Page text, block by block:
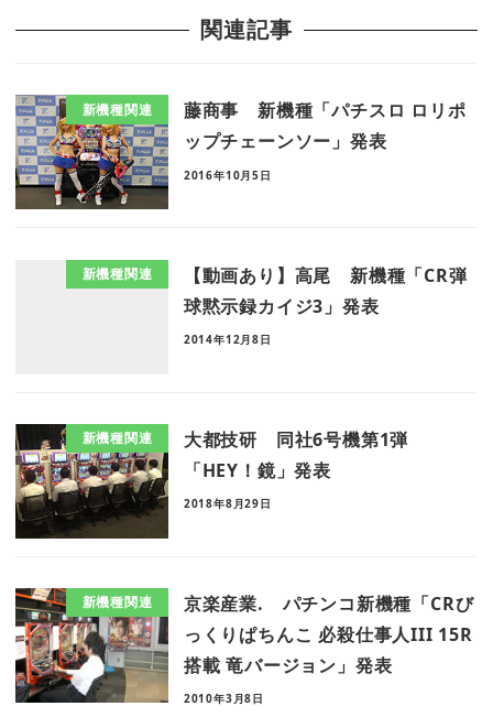
関連記事
新機種関連
藤商事 新機種「パチスロ ロリポ
ップチェーンソー」発表
2016年10月5日
新機種関連
【動画あり】高尾 新機種「CR弾
球黙示録カイジ3」発表
2014年12月8日
新機種関連
大都技研 同社6号機第1弾
「HEY！鏡」発表
2018年8月29日
新機種関連
京楽産業. パチンコ新機種「CRび
っくりぱちんこ 必殺仕事人III 15R
搭載 竜バージョン」発表
2010年3月8日